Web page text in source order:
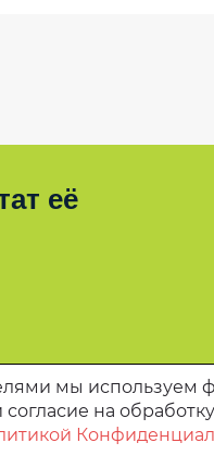
её
центр
мы
на